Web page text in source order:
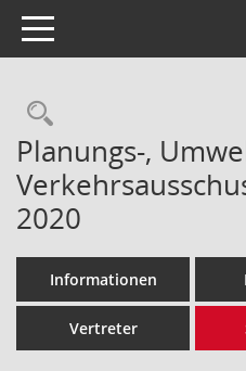
Toggle navigation
Planungs-,
2020
Informationen
Vertreter